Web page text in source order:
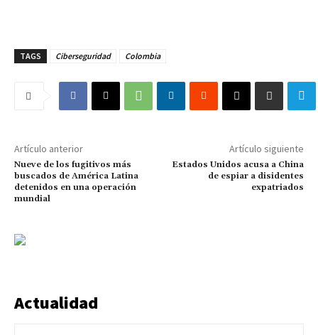
TAGS Ciberseguridad Colombia
Artículo anterior
Nueve de los fugitivos más
buscados de América Latina
detenidos en una operación
mundial
Artículo siguiente
Estados Unidos acusa a China
de espiar a disidentes
expatriados
Actualidad